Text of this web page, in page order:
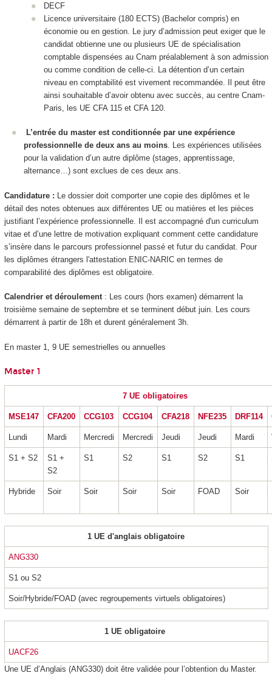
DECF
Licence universitaire (180 ECTS) (Bachelor compris) en
économie ou en gestion. Le jury d’admission peut exiger que le
candidat obtienne une ou plusieurs UE de spécialisation
comptable dispensées au Cnam préalablement à son admission
ou comme condition de celle-ci. La détention d’un certain
niveau en comptabilité est vivement recommandée. Il peut être
ainsi souhaitable d’avoir obtenu avec succès, au centre Cnam-
Paris, les UE CFA 115 et CFA 120.
L’entrée du master est conditionnée par une expérience
professionnelle de deux ans au moins. Les expériences utilisées
pour la validation d’un autre diplôme (stages, apprentissage,
alternance…) sont exclues de ces deux ans.
Candidature : Le dossier doit comporter une copie des diplômes et le
détail des notes obtenues aux différentes UE ou matières et les pièces
justifiant l’expérience professionnelle. Il est accompagné d'un curriculum
vitae et d’une lettre de motivation expliquant comment cette candidature
s’insère dans le parcours professionnel passé et futur du candidat. Pour
les diplômes étrangers l'attestation ENIC-NARIC en termes de
comparabilité des diplômes est obligatoire.
Calendrier et déroulement: Les cours (hors examen) démarrent la
troisième semaine de septembre et se terminent début juin. Les cours
démarrent à partir de 18h et durent généralement 3h.
En master 1, 9 UE semestrielles ou annuelles
Master 1
7 UE obligatoires
MSE147 CFA200 CCG103 CCG104 CFA218 NFE235 DRF114
Lundi Mardi Mercredi Mercredi Jeudi Jeudi Mardi
S1 + S2
S1 +
S2
S1 S2 S1 S2 S1
Hybride Soir Soir Soir Soir FOAD Soir
1 UE d'anglais obligatoire
ANG330
S1 ou S2
Soir/Hybride/FOAD (avec regroupements virtuels obligatoires)
1 UE obligatoire
UACF26
Une UE d’Anglais (ANG330) doit être validée pour l’obtention du Master.